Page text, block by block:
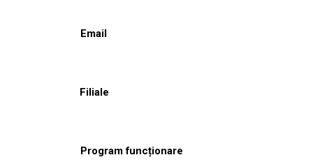
Email
Filiale
Program funcționare